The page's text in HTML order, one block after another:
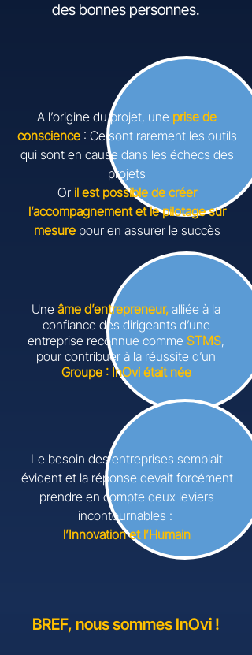
des bonnes personnes.​
A l’origine du projet, une prise de
conscience: Ce sont rarement les outils
qui sont en cause dans les échecs des
projets​
Oril est possible de créer
l’accompagnement et le pilotage sur
mesurepour en assurer le succès​
Une âme d’entrepreneur, alliée à la
confiance des dirigeants d’une
entreprise reconnue comme STMS,
pour contribuer à la réussite d’un
Groupe : InOvi​ était née
Le besoin des entreprises semblait
évident et la réponse devait forcément
prendre en compte deux leviers
incontournables : ​
l’Innovation et l’Humain​
BREF, nous sommes InOvi !